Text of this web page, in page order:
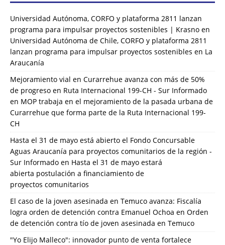
Universidad Autónoma, CORFO y plataforma 2811 lanzan
programa para impulsar proyectos sostenibles | Krasno en
Universidad Autónoma de Chile, CORFO y plataforma 2811
lanzan programa para impulsar proyectos sostenibles en La
Araucanía
Mejoramiento vial en Curarrehue avanza con más de 50%
de progreso en Ruta Internacional 199-CH - Sur Informado
en MOP trabaja en el mejoramiento de la pasada urbana de
Curarrehue que forma parte de la Ruta Internacional 199-
CH
Hasta el 31 de mayo está abierto el Fondo Concursable
Aguas Araucanía para proyectos comunitarios de la región -
Sur Informado en Hasta el 31 de mayo estará
abierta postulación a financiamiento de
proyectos comunitarios
El caso de la joven asesinada en Temuco avanza: Fiscalía
logra orden de detención contra Emanuel Ochoa en Orden
de detención contra tío de joven asesinada en Temuco
"Yo Elijo Malleco": innovador punto de venta fortalece